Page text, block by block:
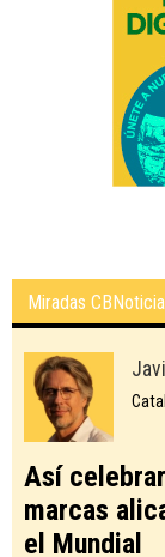
Miradas
Así
marcas
el Mundial